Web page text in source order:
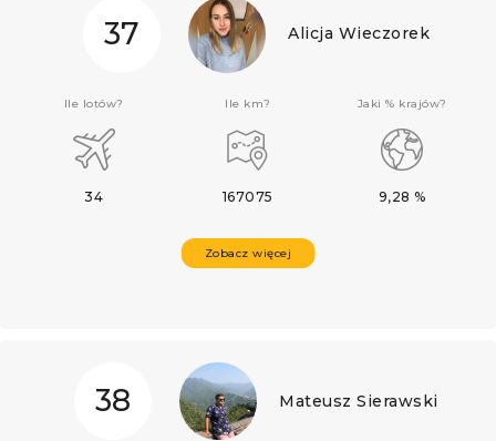
37 Alicja Wieczorek
Zobacz więcej
Ile lotów?
34
Ile km?
167075
Jaki % krajów?
9,28 %
38 Mateusz Sierawski